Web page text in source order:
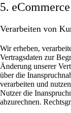
5.
Verarbeiten von
Wir erheben,
Vertragsdaten zur
Änderung unserer
über die
verarbeiten und
Nutzer die
abzurechnen.